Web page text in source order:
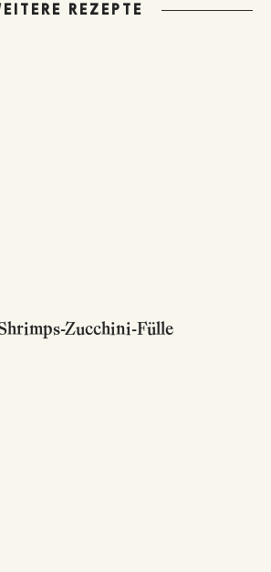
REZEPTE
Zucchini-Fülle